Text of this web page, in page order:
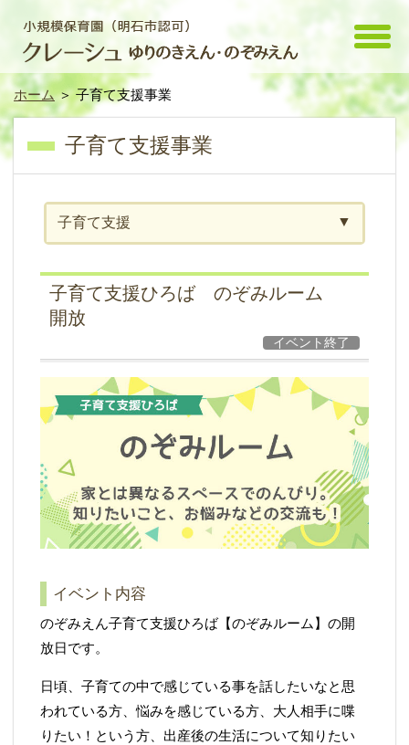
toggle
ホーム＞ 子育て支援事業
子育て支援事業
子育て支援
子育て支援ひろば のぞみルーム
開放
イベント終了
イベント内容
のぞみえん子育て支援ひろば【のぞみルーム】の開
放日です。
日頃、子育ての中で感じている事を話したいなと思
われている方、悩みを感じている方、大人相手に喋
りたい！という方、出産後の生活について知りたい